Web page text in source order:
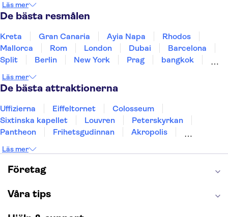
Sverige
Thailand
Läs mer
De bästa resmålen
Kreta Gran Canaria Ayia Napa
Rhodos
Mallorca
Rom London Dubai
Barcelona
Split
Berlin New York Prag
bangkok
Uppsala
Helsingborg
Läs mer
De bästa attraktionerna
Uffizierna Eiffeltornet
Colosseum
Sixtinska kapellet
Louvren
Peterskyrkan
Pantheon
Frihetsgudinnan
Akropolis
Burj Khalifa
Keukenhof
Alcatraz
Saltgruvan i Wieliczka
London Dungeon
Läs mer
Företag
Våra tips